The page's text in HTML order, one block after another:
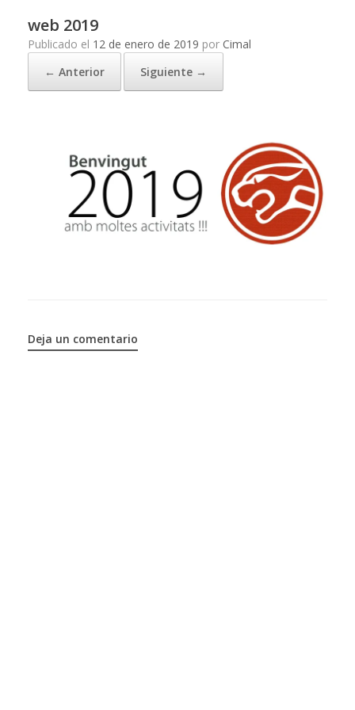
web 2019
Publicado el 12 de enero de 2019 por Cimal
← Anterior
Siguiente →
Deja un comentario